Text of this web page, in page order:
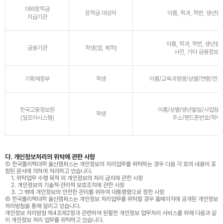
대외장학금
지급기관
장학금 대상자 이름, 학과, 학번, 생년월
금융기관 학생(입, 복학)
이름, 학과, 학번, 생년월
사진, 기타 금융정보
기획재정부 학생 이름/교육과정명/성별/연령/전
한국고용정보원
(일모아시스템)
학생
이름/성별/생년월일/사업참
주소/핸드폰번호/학력
다. 개인정보처리의 위탁에 관한 사항
① 한국폴리텍대학 울산캠퍼스는 개인정보의 처리업무를 위탁하는 경우 다음 각 호의 내용이 포
함된 문서에 의하여 처리하고 있습니다.
1. 위탁업무 수행 목적 외 개인정보의 처리 금지에 관한 사항
2. 개인정보의 기술적·관리적 보호조치에 관한 사항
3. 그 밖에 개인정보의 안전한 관리를 위하여 대통령령으로 정한 사항
② 한국폴리텍대학 울산캠퍼스는 개인정보 처리업무를 위탁할 경우 홈페이지에 공개된 개인정보
처리방침을 통해 알리고 있습니다.
개인정보 처리방침 제4조제2항과 관련하여 원활한 개인정보 업무처리 서비스를 위해 다음과 같
이 개인정보 처리 업무를 위탁하고 있습니다.